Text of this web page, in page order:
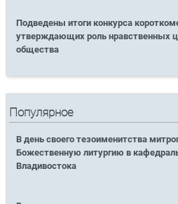
Подведены итоги конкурса
утверждающих роль нравственных
общества
Популярное
В день своего тезоименитства
Божественную литургию в
Владивостока